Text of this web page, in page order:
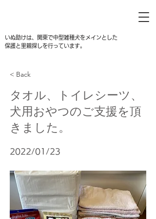
いぬ助けは、関東で中型雑種犬をメインとした
保護と里親探しを行っています。
< Back
タオル、トイレシーツ、
犬用おやつのご支援を頂
きました。
2022/01/23